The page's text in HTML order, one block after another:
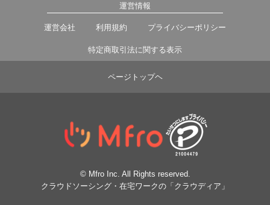
運営情報
運営会社 利用規約 プライバシーポリシー
特定商取引法に関する表示
ページトップヘ
© Mfro Inc. All Rights reserved.
クラウドソーシング・在宅ワークの「クラウディア」